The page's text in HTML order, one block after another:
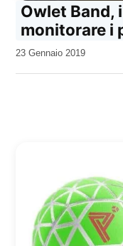
Owlet Band,
monitorare i
da
23 Gennaio 2019